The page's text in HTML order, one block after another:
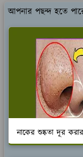
আপনার পছন্দ হতে
নাকের শুষ্কতা দূর